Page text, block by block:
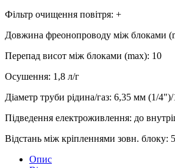
Фільтр очищення повітря: +
Довжина фреонопроводу між блоками
Перепад висот між блоками (max): 10
Осушення: 1,8 л/г
Діаметр труби рідина/газ: 6,35 мм (1/
Підведення електроживлення: до
Відстань між кріпленнями зовн. блоку:
Опис